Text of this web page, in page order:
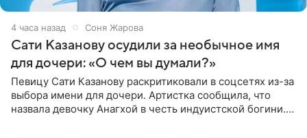
4 часа назад Соня Жарова
Сати Казанову осудили за необычное имя
для дочери: «О чем вы думали?»
Певицу Сати Казанову раскритиковали в соцсетях из-за
выбора имени для дочери. Артистка сообщила, что
назвала девочку Анагхой в честь индуистской богини.